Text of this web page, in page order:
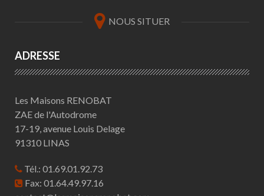
NOUS SITUER
ADRESSE
Les Maisons RENOBAT
ZAE de l'Autodrome
17-19, avenue Louis Delage
91310 LINAS
Tél.: 01.69.01.92.73
Fax: 01.64.49.97.16